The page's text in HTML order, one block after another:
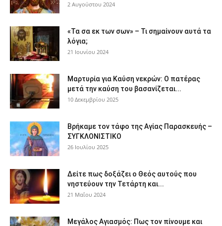
2 Αυγούστου 2024
«Τα σα εκ των σων» – Τι σημαίνουν αυτά τα
λόγια;
21 Ιουνίου 2024
Μαρτυρία για Καύση νεκρών: Ο πατέρας
μετά την καύση του βασανίζεται...
10 Δεκεμβρίου 2025
Βρήκαμε τον τάφο της Αγίας Παρασκευής –
ΣΥΓΚΛΟΝΙΣΤΙΚΟ
26 Ιουλίου 2025
Δείτε πως δοξάζει ο Θεός αυτούς που
νηστεύουν την Τετάρτη και...
21 Μαΐου 2024
Μεγάλος Αγιασμός: Πως τον πίνουμε και